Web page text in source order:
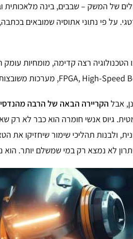
של המשק – שבבים, בינה מלאכותית
על פי נתוני אתוסיה שמובאים
רצה קדימה, מומחיות עומק
הקריירה הבאה של הרבה
גיוס אנשי חומרה הוא כבר לא רק
ולבנות תהליכי שימור שיחזיקו את
לא נמצא רק במי שמשלם יותר. הוא